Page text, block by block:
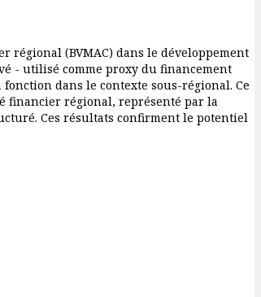
régional (BVMAC) dans le développement
- utilisé comme proxy du financement
dans le contexte sous-régional. Ce
financier régional, représenté par la
Ces résultats confirment le potentiel